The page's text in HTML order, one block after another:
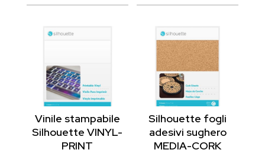
originale
€11.18.
attuale
era:
è:
Vinile stampabile
Silhouette VINYL-
PRINT
Silhouette fogli
adesivi sughero
MEDIA-CORK